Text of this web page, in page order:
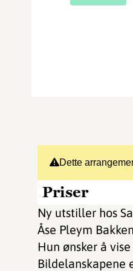
Dette
Priser
Ny utstiller hos
Åse Pleym
Hun ønsker å
Bildelanskapene